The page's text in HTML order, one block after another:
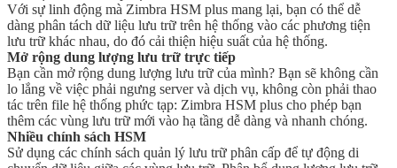
Với sự linh động mà Zimbra HSM plus mang lại, bạn có thể dễ
dàng phân tách dữ liệu lưu trữ trên hệ thống vào các phương tiện
lưu trữ khác nhau, do đó cải thiện hiệu suất của hệ thống.
Mở rộng dung lượng lưu trữ trực tiếp
Bạn cần mở rộng dung lượng lưu trữ của mình? Bạn sẽ không cần
lo lắng về việc phải ngưng server và dịch vụ, không còn phải thao
tác trên file hệ thống phức tạp: Zimbra HSM plus cho phép bạn
thêm các vùng lưu trữ mới vào hạ tầng dễ dàng và nhanh chóng.
Nhiều chính sách HSM
Sử dụng các chính sách quản lý lưu trữ phân cấp để tự động di